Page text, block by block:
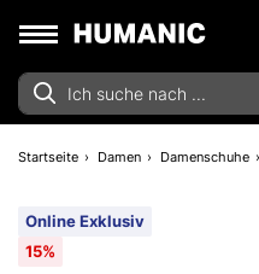
Startseite Damen Damenschuhe
Online Exklusiv
15%